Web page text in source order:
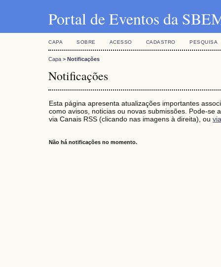
Portal de Eventos da
CAPA SOBRE ACESSO CADASTRO PESQUISA
Capa > Notificações
Notificações
Esta página apresenta atualizações importantes
como avisos, noticias ou novas submissões. Pode-se
via Canais RSS (clicando nas imagens à direita), ou
Não há notificações no momento.